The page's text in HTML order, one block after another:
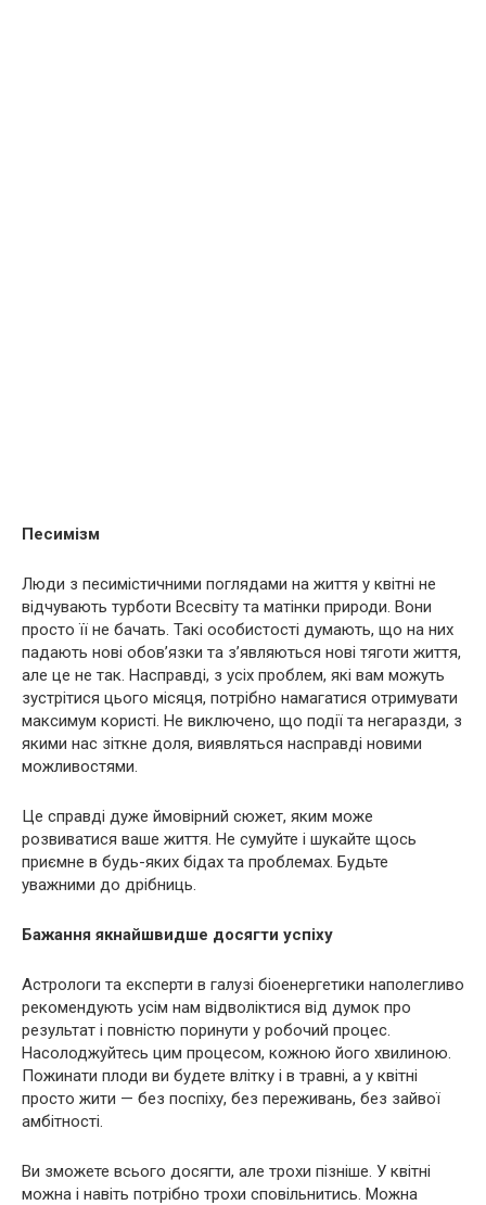
Песимізм
Люди з песимістичними поглядами на життя у квітні не
відчувають турботи Всесвіту та матінки природи. Вони
просто її не бачать. Такі особистості думають, що на них
падають нові обов’язки та з’являються нові тяготи життя,
але це не так. Насправді, з усіх проблем, які вам можуть
зустрітися цього місяця, потрібно намагатися отримувати
максимум користі. Не виключено, що події та негаразди, з
якими нас зіткне доля, виявляться насправді новими
можливостями.
Це справді дуже ймовірний сюжет, яким може
розвиватися ваше життя. Не сумуйте і шукайте щось
приємне в будь-яких бідах та проблемах. Будьте
уважними до дрібниць.
Бажання якнайшвидше досягти успіху
Астрологи та експерти в галузі біоенергетики наполегливо
рекомендують усім нам відволіктися від думок про
результат і повністю поринути у робочий процес.
Насолоджуйтесь цим процесом, кожною його хвилиною.
Пожинати плоди ви будете влітку і в травні, а у квітні
просто жити — без поспіху, без переживань, без зайвої
амбітності.
Ви зможете всього досягти, але трохи пізніше. У квітні
можна і навіть потрібно трохи сповільнитись. Можна